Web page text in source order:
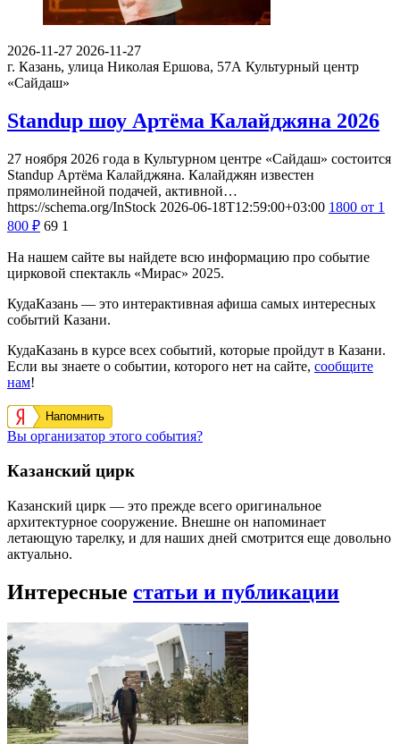
2026-11-27 2026-11-27
г. Казань, улица Николая Ершова, 57А Культурный центр
«Сайдаш»
Standup шоу Артёма Калайджяна 2026
27 ноября 2026 года в Культурном центре «Сайдаш» состоится
Standup Артёма Калайджяна. Калайджян известен
прямолинейной подачей, активной…
https://schema.org/InStock 2026-06-18T12:59:00+03:00 1800 от 1
800 ₽ 69 1
На нашем сайте вы найдете всю информацию про событие
цирковой спектакль «Мирас» 2025.
КудаКазань — это интерактивная афиша самых интересных
событий Казани.
КудаКазань в курсе всех событий, которые пройдут в Казани.
Если вы знаете о событии, которого нет на сайте, сообщите
нам!
Напомнить
Вы организатор этого события?
Казанский цирк
Казанский цирк — это прежде всего оригинальное
архитектурное сооружение. Внешне он напоминает
летающую тарелку, и для наших дней смотрится еще довольно
актуально.
Интересные статьи и публикации